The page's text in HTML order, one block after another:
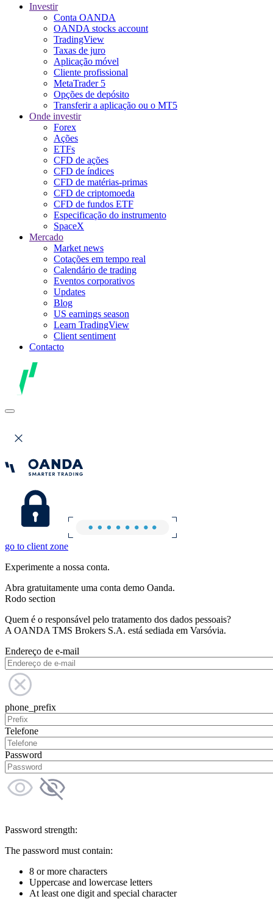
Investir
Conta OANDA
OANDA stocks account
TradingView
Taxas de juro
Aplicação móvel
Cliente profissional
MetaTrader 5
Opções de depósito
Transferir a aplicação ou o MT5
Onde investir
Forex
Ações
ETFs
CFD de ações
CFD de índices
CFD de matérias-primas
CFD de criptomoeda
CFD de fundos ETF
Especificação do instrumento
SpaceX
Mercado
Market news
Cotações em tempo real
Calendário de trading
Eventos corporativos
Updates
Blog
US earnings season
Learn TradingView
Client sentiment
Contacto
go to client zone
Experimente a nossa conta.
Abra gratuitamente uma conta demo Oanda.
Rodo section
Quem é o responsável pelo tratamento dos dados pessoais?
A OANDA TMS Brokers S.A. está sediada em Varsóvia.
Endereço de e-mail
phone_prefix
Telefone
Password
Password strength:
The password must contain:
8 or more characters
Uppercase and lowercase letters
At least one digit and special character